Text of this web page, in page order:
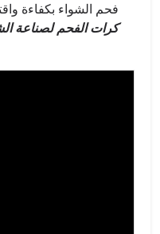
فحم الشواء بكفاءة
كرات الفحم لصناعة